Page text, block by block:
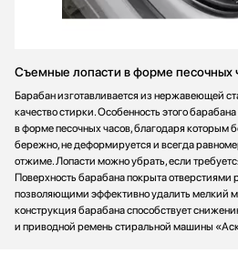
Съемные лопасти в форме песочных
Барабан изготавливается из нержавеющей
качество стирки. Особенность этого
в форме песочных часов, благодаря которым
бережно, не деформируется и всегда
отжиме. Лопасти можно убрать, если
Поверхность барабана покрыта отверстиями
позволяющими эффективно удалить мелкий
конструкция барабана способствует
и приводной ремень стиральной машины